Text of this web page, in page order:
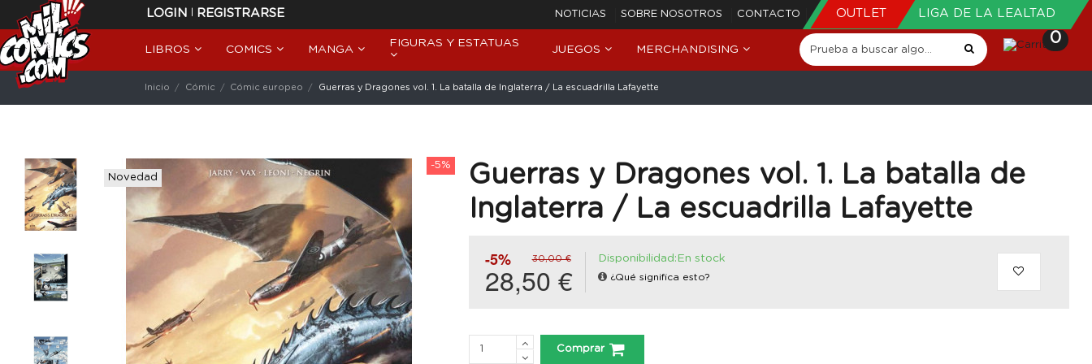
LOGIN | REGISTRARSE NOTICIAS SOBRE NOSOTROS CONTACTO OUTLET LIGA DE LA LEALTAD
LIBROS COMICS MANGA
FIGURAS Y ESTATUAS
JUEGOS MERCHANDISING
0
Inicio Cómic Cómic europeo Guerras y Dragones vol. 1. La batalla de Inglaterra / La escuadrilla Lafayette
-5%
Novedad
Guerras y Dragones vol. 1. La batalla de
Inglaterra / La escuadrilla Lafayette
-5% 30,00 €
28,50 €
Disponibilidad:En stock
¿Qué significa esto?
Comprar